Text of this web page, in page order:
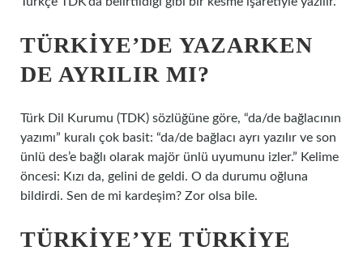
TÜRKIYE’DE YAZARKEN
DE AYRILIR MI?
Türk Dil Kurumu (TDK) sözlüğüne göre, “da/de bağlacının
yazımı” kuralı çok basit: “da/de bağlacı ayrı yazılır ve son
ünlü des’e bağlı olarak majör ünlü uyumunu izler.” Kelime
öncesi: Kızı da, gelini de geldi. O da durumu oğluna
bildirdi. Sen de mi kardeşim? Zor olsa bile.
TÜRKIYE’YE TÜRKIYE